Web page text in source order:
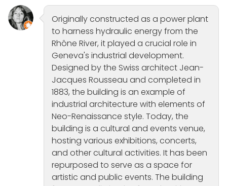
Originally constructed as a power plant
to harness hydraulic energy from the
Rhône River, it played a crucial role in
Geneva's industrial development.
Designed by the Swiss architect Jean-
Jacques Rousseau and completed in
1883, the building is an example of
industrial architecture with elements of
Neo-Renaissance style. Today, the
building is a cultural and events venue,
hosting various exhibitions, concerts,
and other cultural activities. It has been
repurposed to serve as a space for
artistic and public events. The building